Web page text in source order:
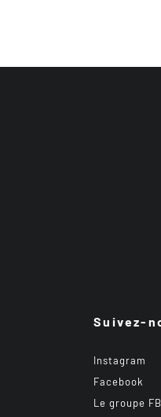
Suivez-
Instagram
Facebook
Le groupe